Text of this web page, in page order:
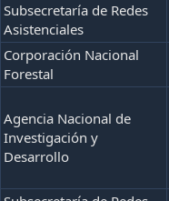
Subsecretaría de Redes
Asistenciales
Corporación Nacional
Forestal
Agencia Nacional de
Investigación y
Desarrollo